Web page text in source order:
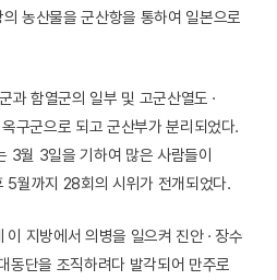
농산물을 군산항을 통하여 일본으로
과 함열군의 일부 및 고군산열도 ·
구군으로 되고 군산부가 분리되었다.
3월 3일을 기하여 많은 사람들이
5월까지 28회의 시위가 전개되었다.
지방에서 의병을 일으켜 진안 · 장수
동단을 조직하려다 발각되어 만주로